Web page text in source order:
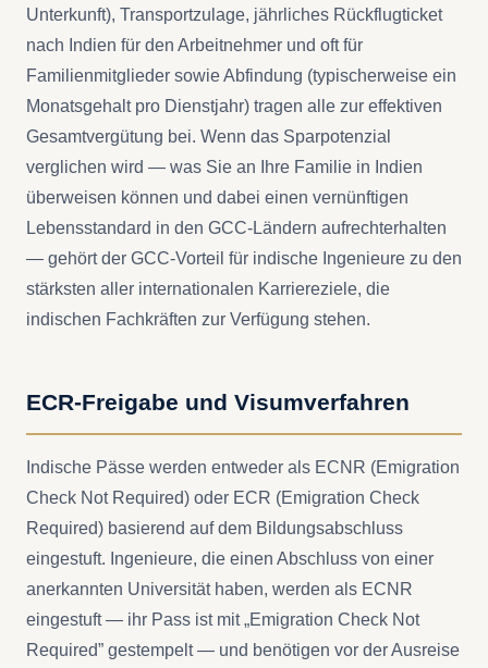
Unterkunft), Transportzulage, jährliches Rückflugticket
nach Indien für den Arbeitnehmer und oft für
Familienmitglieder sowie Abfindung (typischerweise ein
Monatsgehalt pro Dienstjahr) tragen alle zur effektiven
Gesamtvergütung bei. Wenn das Sparpotenzial
verglichen wird — was Sie an Ihre Familie in Indien
überweisen können und dabei einen vernünftigen
Lebensstandard in den GCC-Ländern aufrechterhalten
— gehört der GCC-Vorteil für indische Ingenieure zu den
stärksten aller internationalen Karriereziele, die
indischen Fachkräften zur Verfügung stehen.
ECR-Freigabe und Visumverfahren
Indische Pässe werden entweder als ECNR (Emigration
Check Not Required) oder ECR (Emigration Check
Required) basierend auf dem Bildungsabschluss
eingestuft. Ingenieure, die einen Abschluss von einer
anerkannten Universität haben, werden als ECNR
eingestuft — ihr Pass ist mit „Emigration Check Not
Required” gestempelt — und benötigen vor der Ausreise